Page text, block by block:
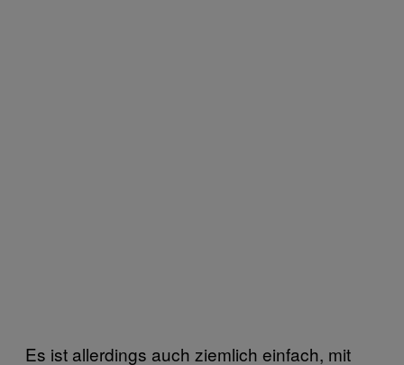
Es ist allerdings auch ziemlich einfach, mit